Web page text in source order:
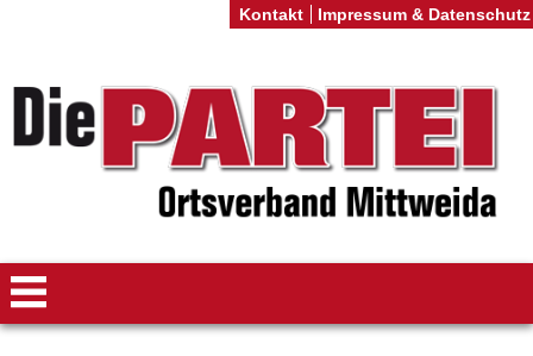
Kontakt Impressum & Datenschutz